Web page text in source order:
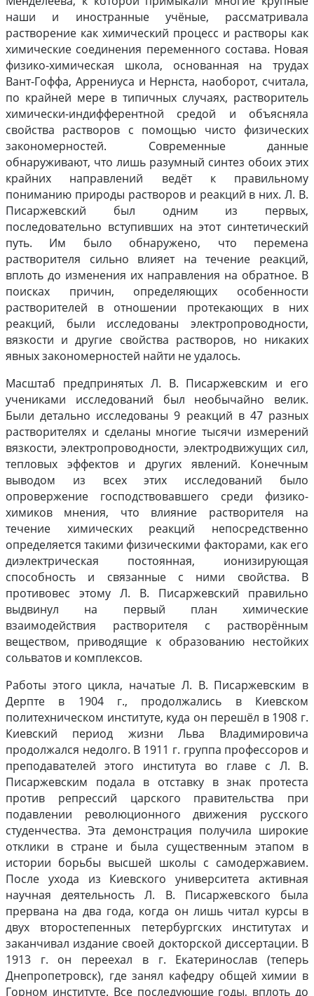
наши и иностранные учёные, рассматривала
растворение как химический процесс и растворы как
химические соединения переменного состава. Новая
физико-химическая школа, основанная на трудах
Вант-Гоффа, Аррениуса и Нернста, наоборот, считала,
по крайней мере в типичных случаях, растворитель
химически-индифферентной средой и объясняла
свойства растворов с помощью чисто физических
закономерностей. Современные данные
обнаруживают, что лишь разумный синтез обоих этих
крайних направлений ведёт к правильному
пониманию природы растворов и реакций в них. Л. В.
Писаржевский был одним из первых,
последовательно вступивших на этот синтетический
путь. Им было обнаружено, что перемена
растворителя сильно влияет на течение реакций,
вплоть до изменения их направления на обратное. В
поисках причин, определяющих особенности
растворителей в отношении протекающих в них
реакций, были исследованы электропроводности,
вязкости и другие свойства растворов, но никаких
явных закономерностей найти не удалось.
Масштаб предпринятых Л. В. Писаржевским и его
учениками исследований был необычайно велик.
Были детально исследованы 9 реакций в 47 разных
растворителях и сделаны многие тысячи измерений
вязкости, электропроводности, электродвижущих сил,
тепловых эффектов и других явлений. Конечным
выводом из всех этих исследований было
опровержение господствовавшего среди физико-
химиков мнения, что влияние растворителя на
течение химических реакций непосредственно
определяется такими физическими факторами, как его
диэлектрическая постоянная, ионизирующая
способность и связанные с ними свойства. В
противовес этому Л. В. Писаржевский правильно
выдвинул на первый план химические
взаимодействия растворителя с растворённым
веществом, приводящие к образованию нестойких
сольватов и комплексов.
Работы этого цикла, начатые Л. В. Писаржевским в
Дерпте в 1904 г., продолжались в Киевском
политехническом институте, куда он перешёл в 1908 г.
Киевский период жизни Льва Владимировича
продолжался недолго. В 1911 г. группа профессоров и
преподавателей этого института во главе с Л. В.
Писаржевским подала в отставку в знак протеста
против репрессий царского правительства при
подавлении революционного движения русского
студенчества. Эта демонстрация получила широкие
отклики в стране и была существенным этапом в
истории борьбы высшей школы с самодержавием.
После ухода из Киевского университета активная
научная деятельность Л. В. Писаржевского была
прервана на два года, когда он лишь читал курсы в
двух второстепенных петербургских институтах и
заканчивал издание своей докторской диссертации. В
1913 г. он переехал в г. Екатеринослав (теперь
Днепропетровск), где занял кафедру общей химии в
Горном институте. Все последующие годы, вплоть до